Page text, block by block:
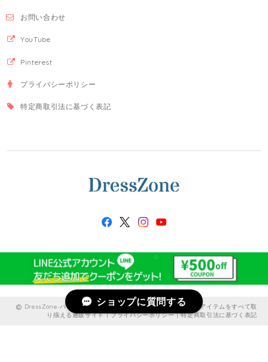
お問い合わせ
YouTube
Pinterest
プライバシーポリシー
特定商取引法に基づく表記
DressZone-パーティードレス、プライベート、出勤服などのアイテムをすべて取
り揃える通販サイト |プライバシーポリシー|特定商取引法に基づく表記
ショップに質問する